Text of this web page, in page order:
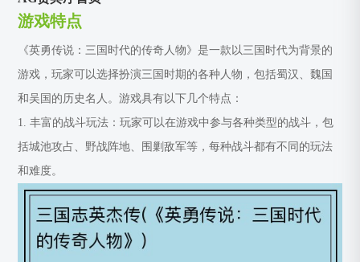
游戏特点
《英勇传说：三国时代的传奇人物》是一款以三国时代为背景的
游戏，玩家可以选择扮演三国时期的各种人物，包括蜀汉、魏国
和吴国的历史名人。游戏具有以下几个特点：
1. 丰富的战斗玩法：玩家可以在游戏中参与各种类型的战斗，包
括城池攻占、野战阵地、围剿敌军等，每种战斗都有不同的玩法
和难度。